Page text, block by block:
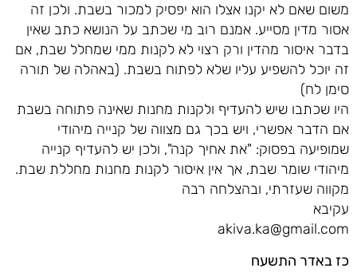
משום שאם לא יקנו אצלו הוא יפסיק למכור בשבת. ולכן זה
אסור מדין מסייע. אמנם רוב מי שכתב על הנושא כתב שאין
בדבר איסור מהדין ורק רצוי לא לקנות ממי שמחלל שבת, אם
זה יוכל להשפיע עליו שלא לפתוח בשבת. (באהלה של תורה
סימן לח)
היו שכתבו שיש להעדיף ולקנות מחנות שאינה פתוחה בשבת
אם הדבר אפשרי, ויש בכך גם מצווה של קנייה מיהודי
שמופיעה בפסוק: "את אחיך קנה", ולכן יש להעדיף קנייה
מיהודי שומר שבת, אך אין איסור לקנות מחנות מחללת שבת.
מקווה שעזרתי, ובהצלחה רבה
עקיבא
akiva.ka@gmail.com
כז באדר התשעח